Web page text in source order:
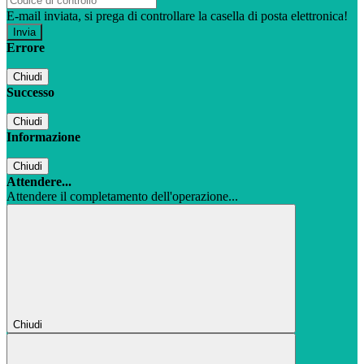
E-mail inviata, si prega di controllare la casella di posta elettronica!
Errore
Chiudi
Successo
Chiudi
Informazione
Chiudi
Attendere...
Attendere il completamento dell'operazione...
Chiudi